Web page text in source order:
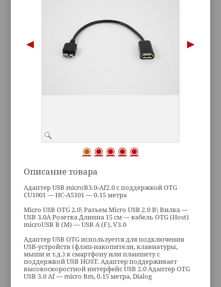
Описание товара
Адаптер USB microB3.0-Af2.0 с поддержкой OTG
CU1001 — HC-A5101 — 0.15 метра
Micro USB OTG 2.0\ Разъем Micro USB 2.0 B\ Вилка —
USB 3.0A Розетка Длинна 15 см — кабель OTG (Host)
microUSB B (M) — USB A (F), V3.0
Адаптер USB OTG используется для подключения
USB-устройств (флэш-накопители, клавиатуры,
мыши и т.д.) к смартфону или планшету с
поддержкой USB HOST. Адаптер поддерживает
высокоскоростной интерфейс USB 2.0 Адаптер OTG
USB 3.0 Af — micro Bm, 0.15 метра, Dialog